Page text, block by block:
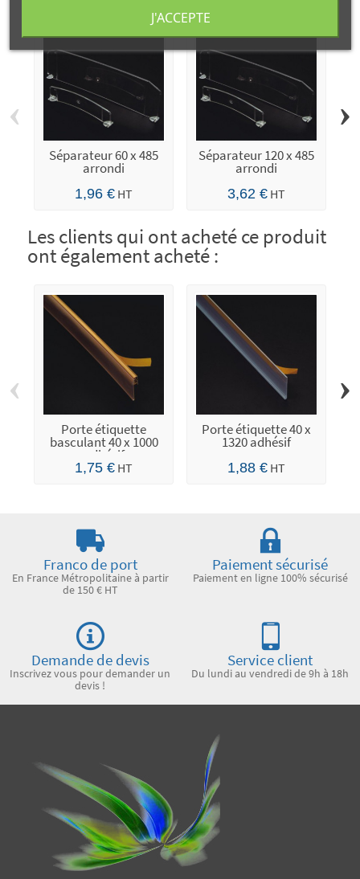
Séparateur 60 x 485
arrondi
1,96 € HT
Séparateur 120 x 485
arrondi
3,62 € HT
‹ ›
Les clients qui ont acheté ce produit
ont également acheté :
Porte étiquette
basculant 40 x 1000
adhésif
1,75 € HT
Porte étiquette 40 x
1320 adhésif
1,88 € HT
‹ ›
Franco de port
En France Métropolitaine à partir
de 150 € HT
Paiement sécurisé
Paiement en ligne 100% sécurisé
Demande de devis
Inscrivez vous pour demander un
devis !
Service client
Du lundi au vendredi de 9h à 18h
J'ACCEPTE